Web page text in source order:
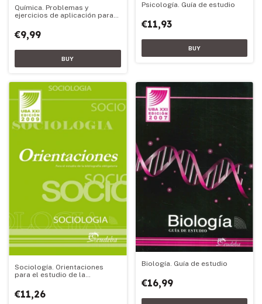
Química. Problemas y
ejercicios de aplicación para
€9,99
Psicología. Guía de estudio
€11,93
Sociología. Orientaciones
para el estudio de la
€11,26
Biología. Guía de estudio
€16,99